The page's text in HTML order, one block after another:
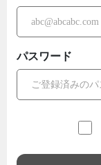
パスワード